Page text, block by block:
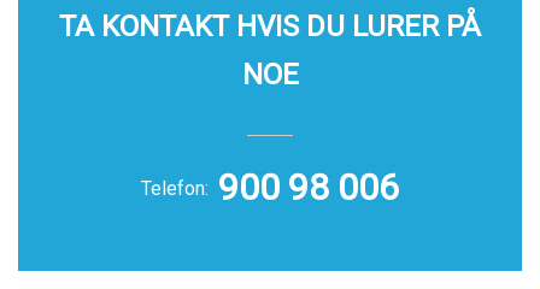
TA KONTAKT HVIS DU LURER PÅ
NOE
Telefon: 900 98 006